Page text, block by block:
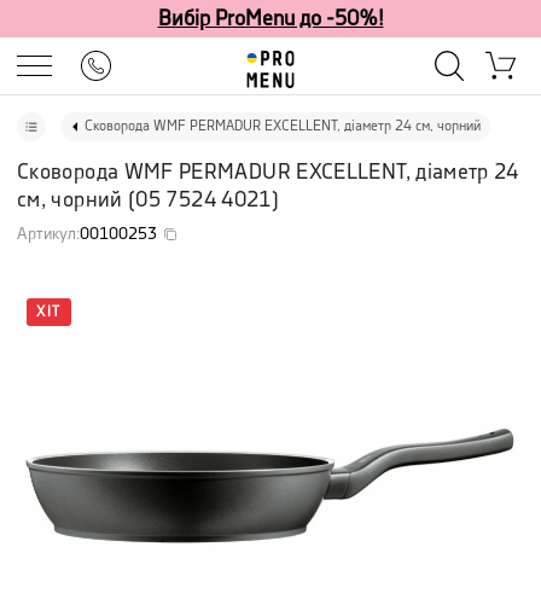
Вибір ProMenu до -50%!
Сковорода WMF PERMADUR EXCELLENT, діаметр 24 см, чорний
Сковорода WMF PERMADUR EXCELLENT, діаметр 24
см, чорний (05 7524 4021)
Артикул:00100253
ХІТ